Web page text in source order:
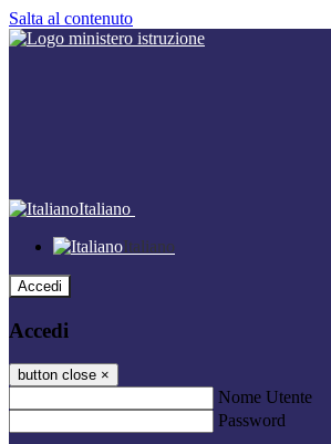
Salta al contenuto
Italiano
Italiano
Accedi
Accedi
button close ×
Nome Utente
Password